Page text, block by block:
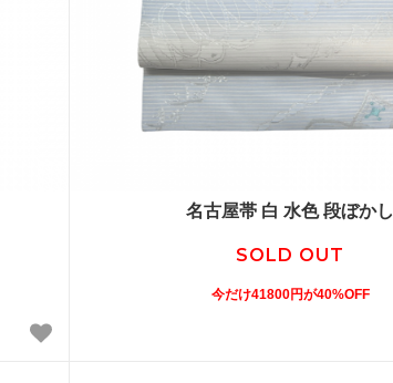
名古屋帯 白 水色 段ぼかし
SOLD OUT
今だけ41800円が40%OFF